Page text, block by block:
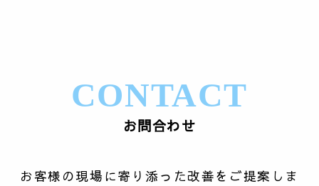
CONTACT
お問合わせ
お客様の現場に寄り添った改善をご提案しま